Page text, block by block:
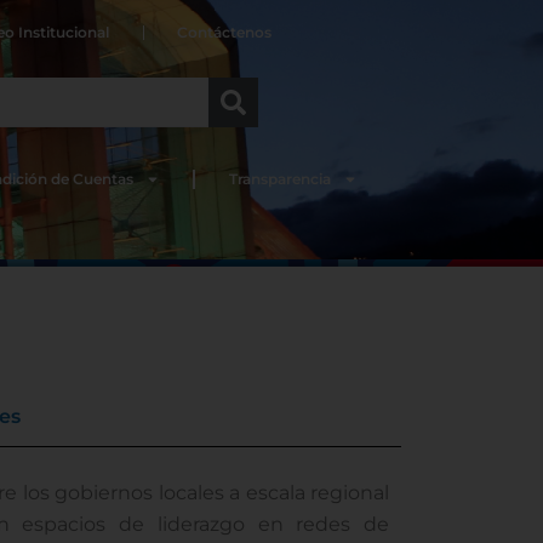
Institucional Contáctenos
de Cuentas Transparencia
los gobiernos locales a escala regional
espacios de liderazgo en redes de